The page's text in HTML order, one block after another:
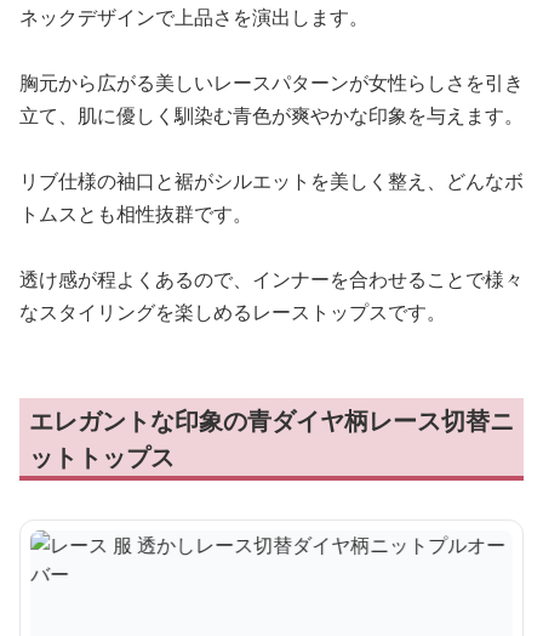
ネックデザインで上品さを演出します。
胸元から広がる美しいレースパターンが女性らしさを引き
立て、肌に優しく馴染む青色が爽やかな印象を与えます。
リブ仕様の袖口と裾がシルエットを美しく整え、どんなボ
トムスとも相性抜群です。
透け感が程よくあるので、インナーを合わせることで様々
なスタイリングを楽しめるレーストップスです。
エレガントな印象の青ダイヤ柄レース切替ニ
ットトップス